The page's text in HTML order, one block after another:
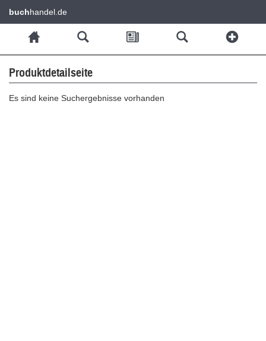
buchhandel.de
Produktdetailseite
Es sind keine Suchergebnisse vorhanden